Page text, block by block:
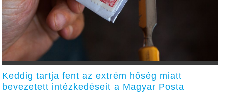
Keddig tartja fent az extrém hőség miatt
bevezetett intézkedéseit a Magyar Posta